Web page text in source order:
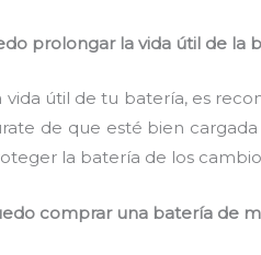
prolongar la vida útil de la
vida útil de tu batería, es
de que esté bien
la batería de los
comprar una batería de